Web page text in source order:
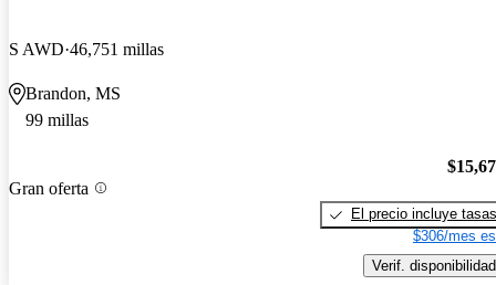
S AWD 46,751 millas
Brandon, MS
99 millas
Gran oferta
El precio incluye tasas
$306/mes
Verif. disponibilidad